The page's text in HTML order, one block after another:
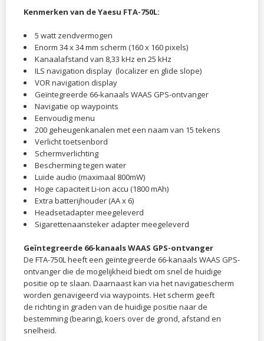
Kenmerken van de Yaesu FTA-750L:
5 watt zendvermogen
Enorm 34 x 34 mm scherm (160 x 160 pixels)
Kanaalafstand van 8,33 kHz en 25 kHz
ILS navigation display (localizer en glide slope)
VOR navigation display
Geïntegreerde 66-kanaals WAAS GPS-ontvanger
Navigatie op waypoints
Eenvoudig menu
200 geheugenkanalen met een naam van 15 tekens
Verlicht toetsenbord
Schermverlichting
Bescherming tegen water
Luide audio (maximaal 800mW)
Hoge capaciteit Li-ion accu (1800 mAh)
Extra batterijhouder (AA x 6)
Headsetadapter meegeleverd
Sigarettenaansteker adapter meegeleverd
Geïntegreerde 66-kanaals WAAS GPS-ontvanger
De FTA-750L heeft een geïntegreerde 66-kanaals WAAS GPS-
ontvanger die de mogelijkheid biedt om snel de huidige
positie op te slaan. Daarnaast kan via het navigatiescherm
worden genavigeerd via waypoints. Het scherm geeft
de richting in graden van de huidige positie naar de
bestemming (bearing), koers over de grond, afstand en
snelheid.